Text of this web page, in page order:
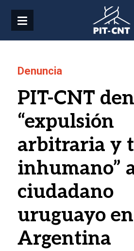
Denuncia
PIT-CNT
“expulsión
arbitraria y
inhumano”
ciudadano
uruguayo en
Argentina